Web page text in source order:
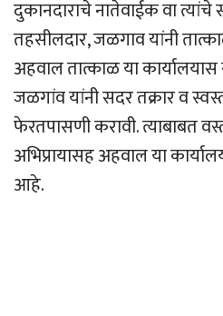
दुकानदाराचे नातेवाईक वा
तहसीलदार, जळगाव यांनी
अहवाल तात्काळ या
जळगांव यांनी सदर तक्रार व
फेरतपासणी करावी. त्याबाबत
अभिप्रायासह अहवाल या
आहे.